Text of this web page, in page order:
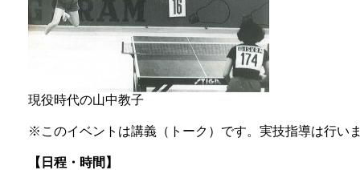
現役時代の山中教子
※このイベントは講義（トーク）です。実技指導は行い
【日程・時間】